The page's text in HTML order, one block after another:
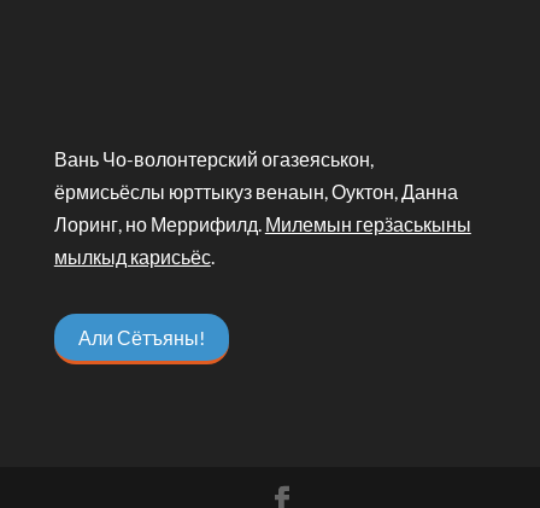
Вань Чо-волонтерский огазеяськон,
ёрмисьёслы юрттыкуз венаын, Оуктон, Данна
Лоринг, но Меррифилд. Милемын герӟаськыны
мылкыд карисьёс.
Али Сётъяны!